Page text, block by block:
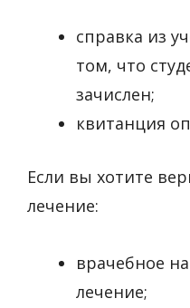
справка из
том, что
зачислен;
квитанция
Если вы хотите
лечение:
врачебное
лечение;